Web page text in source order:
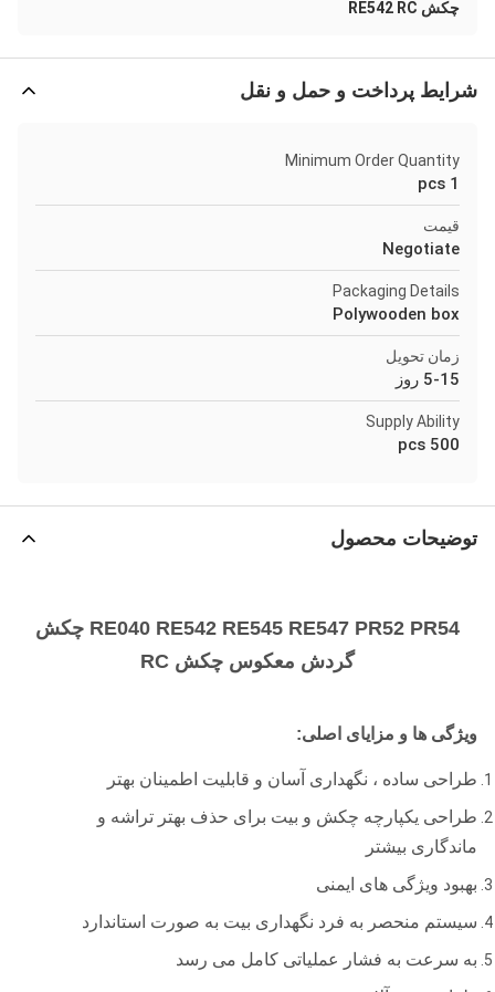
چکش RE542 RC
شرایط پرداخت و حمل و نقل
Minimum Order Quantity
1 pcs
قیمت
Negotiate
Packaging Details
Polywooden box
زمان تحویل
5-15 روز
Supply Ability
500 pcs
توضیحات محصول
RE040 RE542 RE545 RE547 PR52 PR54 چکش
گردش معکوس چکش RC
ویژگی ها و مزایای اصلی:
طراحی ساده ، نگهداری آسان و قابلیت اطمینان بهتر
طراحی یکپارچه چکش و بیت برای حذف بهتر تراشه و
ماندگاری بیشتر
بهبود ویژگی های ایمنی
سیستم منحصر به فرد نگهداری بیت به صورت استاندارد
به سرعت به فشار عملیاتی کامل می رسد